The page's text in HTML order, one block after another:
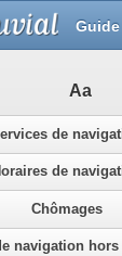
Aa
de
de
Chômages
navigation hors